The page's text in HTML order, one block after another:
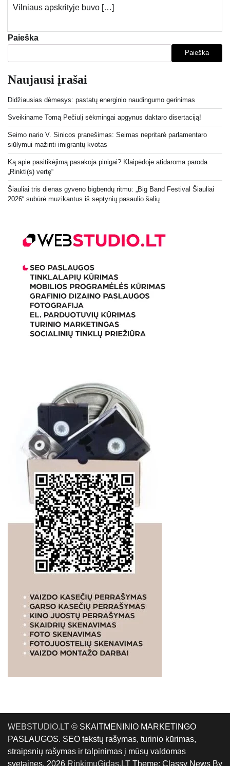
Vilniaus apskrityje buvo […]
Paieška
Paieška
Naujausi įrašai
Didžiausias dėmesys: pastatų energinio naudingumo gerinimas
Sveikiname Tomą Pečiulį sėkmingai apgynus daktaro disertaciją!
Seimo nario V. Sinicos pranešimas: Seimas nepritarė parlamentaro
siūlymui mažinti imigrantų kvotas
Ką apie pasitikėjimą pasakoja pinigai? Klaipėdoje atidaroma paroda
„Rinkti(s) vertę“
Šiauliai tris dienas gyveno bigbendų ritmu: „Big Band Festival Šiauliai
2026“ subūrė muzikantus iš septynių pasaulio šalių
WEBSTUDIO.LT © SKAITMENINIO MARKETINGO
PASLAUGOS. SEO tekstų rašymas, turinio kūrimas,
straipsnių rašymas ir talpinimas į mūsų valdomas
svetaines. 2026 RinkimųGidas.LT Theme: Classy News By